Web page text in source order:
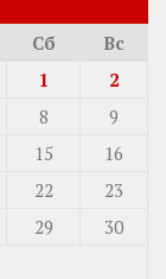
Сб
Вс
1
2
8
9
15
16
22
23
29
30